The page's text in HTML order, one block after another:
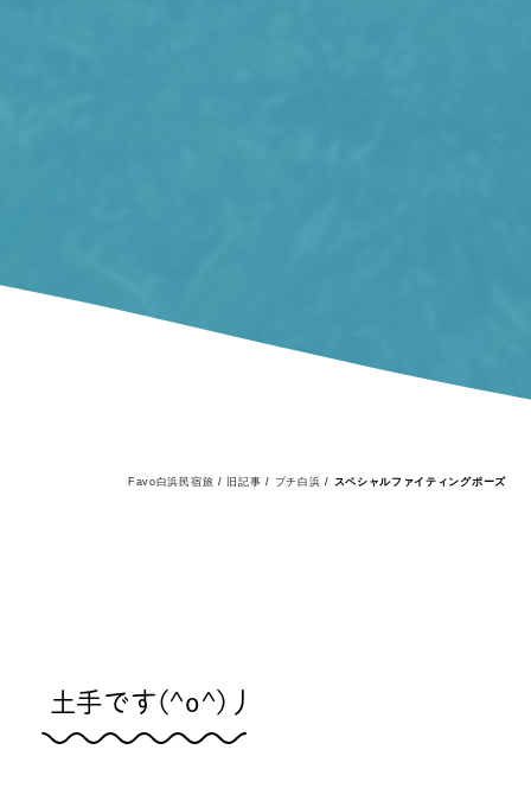
Favo白浜民宿旅 / 旧記事 / プチ白浜 / スペシャルファイティングポーズ
土手です(^o^)丿